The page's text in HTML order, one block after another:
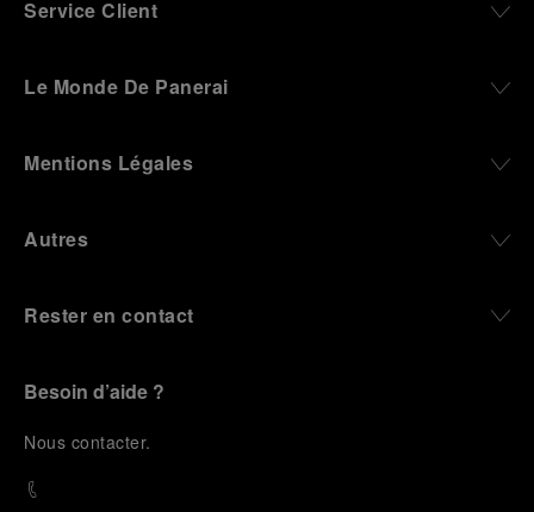
Service Client
Le Monde De Panerai
Mentions Légales
Autres
Rester en contact
Besoin d’aide ?
Nous contacter.